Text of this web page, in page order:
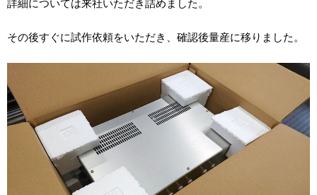
詳細については来社いただき詰めました。
その後すぐに試作依頼をいただき、確認後量産に移りました。